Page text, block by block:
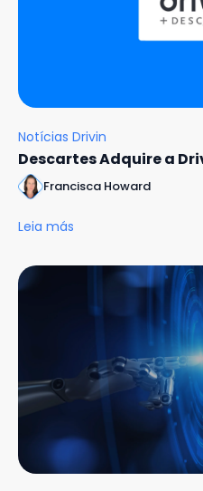
Notícias Drivin
Descartes Adquire a
Francisca Howard
Leia más